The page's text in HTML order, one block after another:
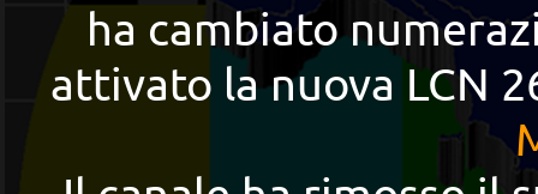
ha cambiato
attivato la nuova LCN